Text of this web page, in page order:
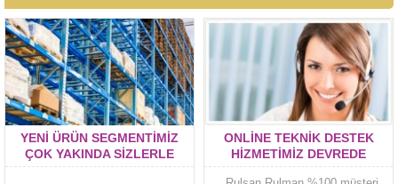
YENI ÜRÜN SEGMENTIMIZ
ÇOK YAKINDA SIZLERLE
OLACAK
ONLINE TEKNIK DESTEK
HIZMETIMIZ DEVREDE